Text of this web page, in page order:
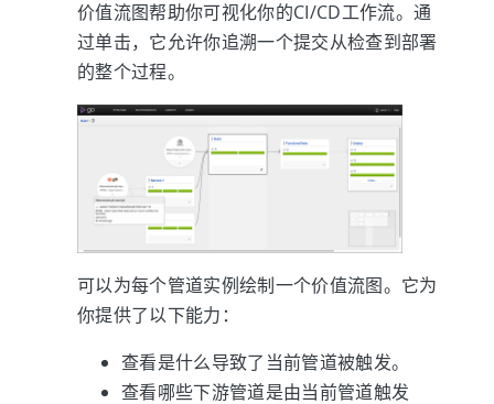
价值流图帮助你可视化你的CI/CD工作流。通
过单击，它允许你追溯一个提交从检查到部署
的整个过程。
可以为每个管道实例绘制一个价值流图。它为
你提供了以下能力：
查看是什么导致了当前管道被触发。
查看哪些下游管道是由当前管道触发